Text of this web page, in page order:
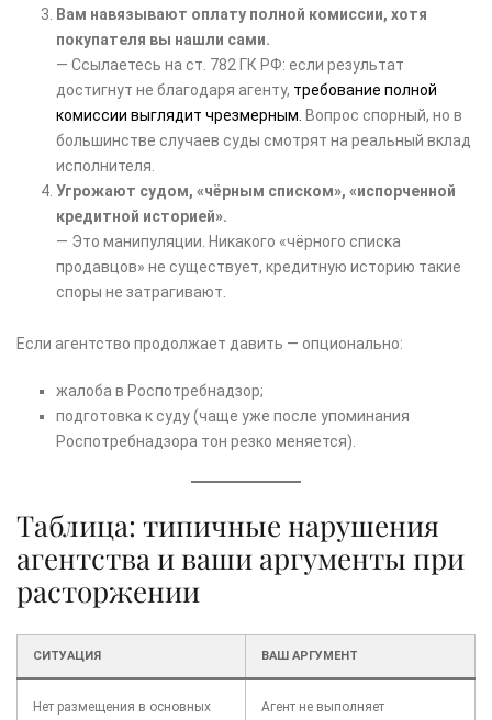
Вам навязывают оплату полной комиссии, хотя
покупателя вы нашли сами.
— Ссылаетесь на ст. 782 ГК РФ: если результат
достигнут не благодаря агенту, требование полной
комиссии выглядит чрезмерным. Вопрос спорный, но в
большинстве случаев суды смотрят на реальный вклад
исполнителя.
Угрожают судом, «чёрным списком», «испорченной
кредитной историей».
— Это манипуляции. Никакого «чёрного списка
продавцов» не существует, кредитную историю такие
споры не затрагивают.
Если агентство продолжает давить — опционально:
жалоба в Роспотребнадзор;
подготовка к суду (чаще уже после упоминания
Роспотребнадзора тон резко меняется).
Таблица: типичные нарушения
агентства и ваши аргументы при
расторжении
СИТУАЦИЯ ВАШ АРГУМЕНТ
Нет размещения в основных
Агент не выполняет